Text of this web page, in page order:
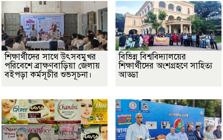
শিক্ষার্থীদের সাথে উৎসবমুখর
পরিবেশে ব্রাক্ষণবাড়িয়া জেলায়
বইপড়া কর্মসূচীর শুভসূচনা।
বিভিন্ন বিশ্ববিদ্যালয়ের
শিক্ষার্থীদের অংশগ্রহণে সাহিত্য
আড্ডা